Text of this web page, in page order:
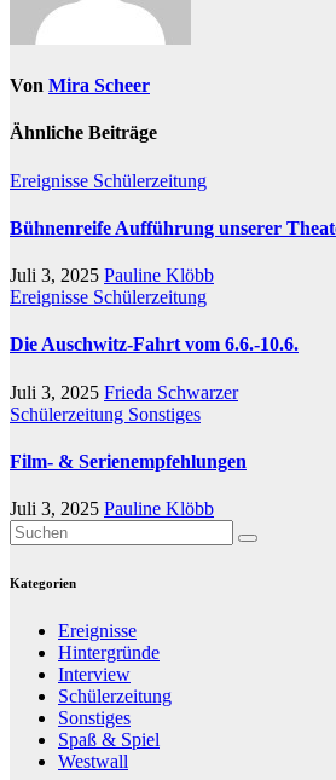
Von Mira Scheer
Ähnliche Beiträge
Ereignisse Schülerzeitung
Bühnenreife Aufführung unserer
Juli 3, 2025 Pauline Klöbb
Ereignisse Schülerzeitung
Die Auschwitz-Fahrt vom 6.6.-10.6.
Juli 3, 2025 Frieda Schwarzer
Schülerzeitung Sonstiges
Film- & Serienempfehlungen
Juli 3, 2025 Pauline Klöbb
Kategorien
Ereignisse
Hintergründe
Interview
Schülerzeitung
Sonstiges
Spaß & Spiel
Westwall